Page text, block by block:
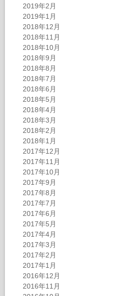
2019年2月
2019年1月
2018年12月
2018年11月
2018年10月
2018年9月
2018年8月
2018年7月
2018年6月
2018年5月
2018年4月
2018年3月
2018年2月
2018年1月
2017年12月
2017年11月
2017年10月
2017年9月
2017年8月
2017年7月
2017年6月
2017年5月
2017年4月
2017年3月
2017年2月
2017年1月
2016年12月
2016年11月